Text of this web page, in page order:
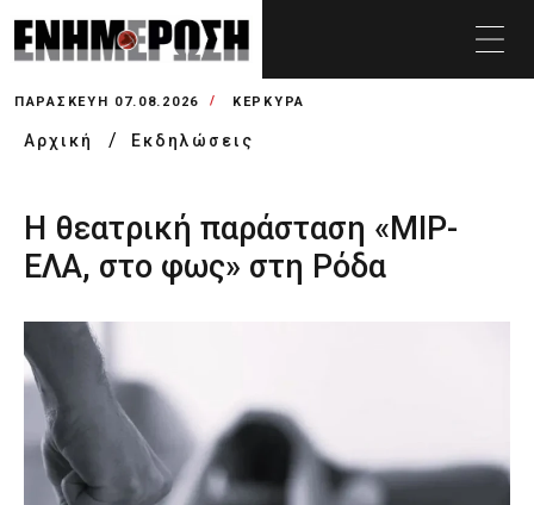
ΠΑΡΑΣΚΕΥΉ 07.08.2026 ΚΕΡΚΥΡΑ
Αρχική Εκδηλώσεις
Η θεατρική παράσταση «ΜΙΡ-
ΕΛΑ, στο φως» στη Ρόδα